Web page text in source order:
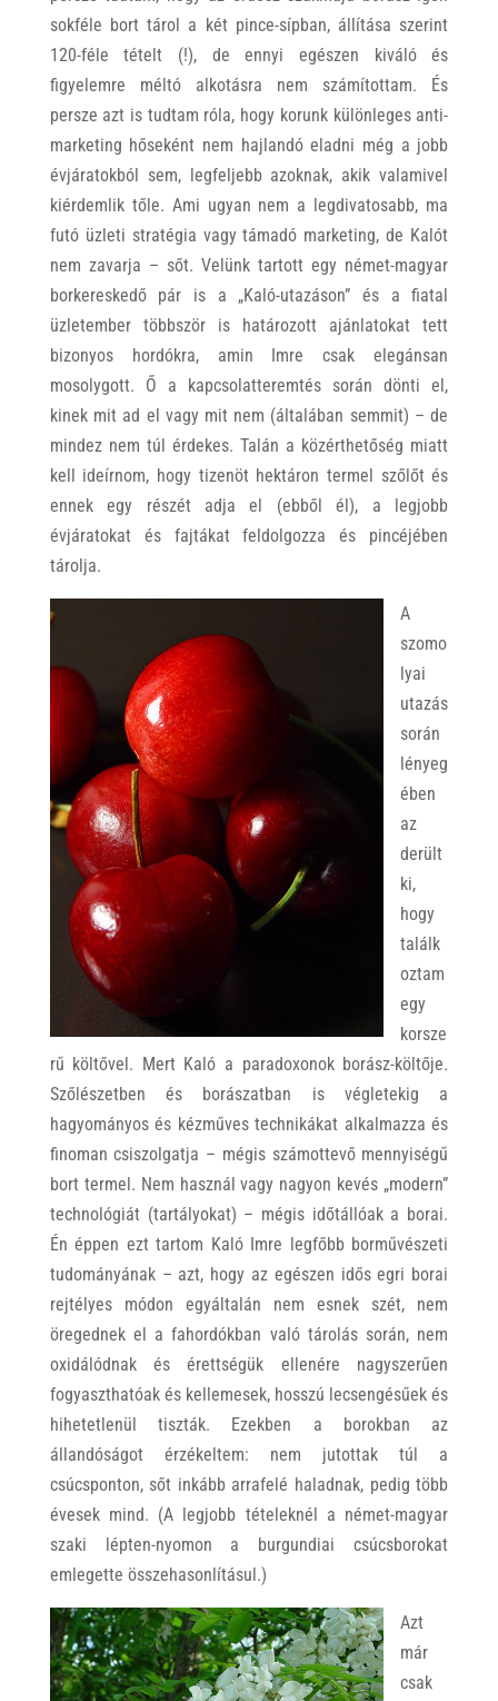
sokféle bort tárol a két pince-sípban, állítása szerint
120-féle tételt (!), de ennyi egészen kiváló és
figyelemre méltó alkotásra nem számítottam. És
persze azt is tudtam róla, hogy korunk különleges anti-
marketing hőseként nem hajlandó eladni még a jobb
évjáratokból sem, legfeljebb azoknak, akik valamivel
kiérdemlik tőle. Ami ugyan nem a legdivatosabb, ma
futó üzleti stratégia vagy támadó marketing, de Kalót
nem zavarja – sőt. Velünk tartott egy német-magyar
borkereskedő pár is a „Kaló-utazáson” és a fiatal
üzletember többször is határozott ajánlatokat tett
bizonyos hordókra, amin Imre csak elegánsan
mosolygott. Ő a kapcsolatteremtés során dönti el,
kinek mit ad el vagy mit nem (általában semmit) – de
mindez nem túl érdekes. Talán a közérthetőség miatt
kell ideírnom, hogy tizenöt hektáron termel szőlőt és
ennek egy részét adja el (ebből él), a legjobb
évjáratokat és fajtákat feldolgozza és pincéjében
tárolja.
A
szomo
lyai
utazás
során
lényeg
ében
az
derült
ki,
hogy
találk
oztam
egy
korsze
rű költővel. Mert Kaló a paradoxonok borász-költője.
Szőlészetben és borászatban is végletekig a
hagyományos és kézműves technikákat alkalmazza és
finoman csiszolgatja – mégis számottevő mennyiségű
bort termel. Nem használ vagy nagyon kevés „modern”
technológiát (tartályokat) – mégis időtállóak a borai.
Én éppen ezt tartom Kaló Imre legfőbb borművészeti
tudományának – azt, hogy az egészen idős egri borai
rejtélyes módon egyáltalán nem esnek szét, nem
öregednek el a fahordókban való tárolás során, nem
oxidálódnak és érettségük ellenére nagyszerűen
fogyaszthatóak és kellemesek, hosszú lecsengésűek és
hihetetlenül tiszták. Ezekben a borokban az
állandóságot érzékeltem: nem jutottak túl a
csúcsponton, sőt inkább arrafelé haladnak, pedig több
évesek mind. (A legjobb tételeknél a német-magyar
szaki lépten-nyomon a burgundiai csúcsborokat
emlegette összehasonlításul.)
Azt
már
csak